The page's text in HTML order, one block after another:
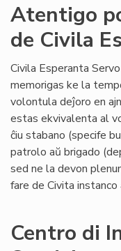
Atentigo
de Civila
Civila Esperanta Servo
memorigas ke la
volontula deĵoro en
estas ekvivalenta al
ĉiu stabano (specife
patrolo aŭ brigado
sed ne la devon
fare de Civita
Centro di